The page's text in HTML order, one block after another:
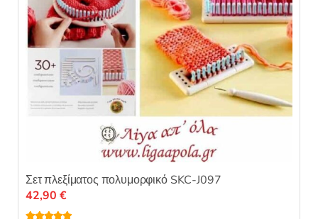
Σετ πλεξίματος πολυμορφικό SKC-J097
42,90 €